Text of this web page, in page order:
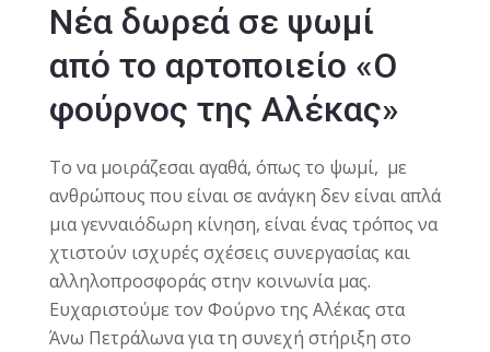
Νέα δωρεά σε ψωμί
από το αρτοποιείο «Ο
φούρνος της Αλέκας»
To να μοιράζεσαι αγαθά, όπως το ψωμί, με
ανθρώπους που είναι σε ανάγκη δεν είναι απλά
μια γενναιόδωρη κίνηση, είναι ένας τρόπος να
χτιστούν ισχυρές σχέσεις συνεργασίας και
αλληλοπροσφοράς στην κοινωνία μας.
Ευχαριστούμε τον Φούρνο της Αλέκας στα
Άνω Πετράλωνα για τη συνεχή στήριξη στο